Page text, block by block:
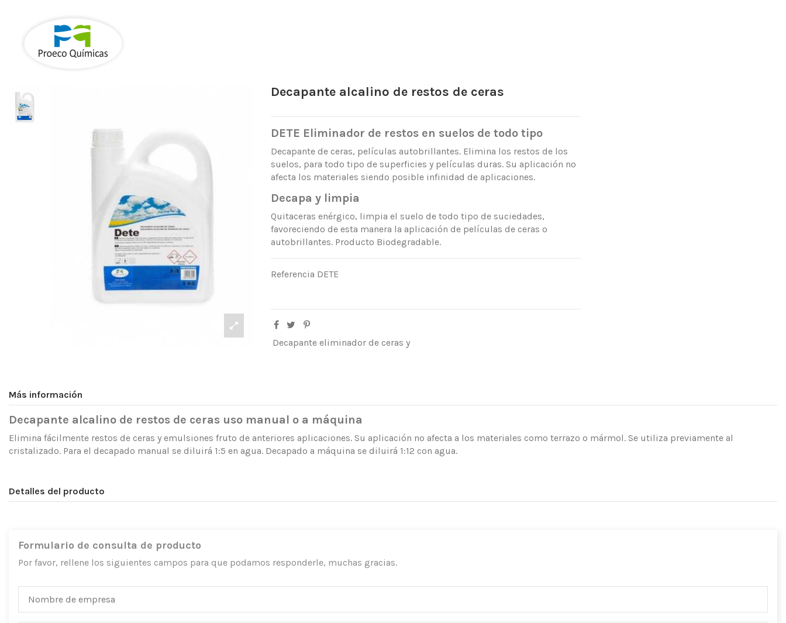
Decapante alcalino de restos de ceras
DETE Eliminador de restos en suelos de todo tipo
Decapante de ceras, películas autobrillantes. Elimina los restos de los
suelos, para todo tipo de superficies y películas duras. Su aplicación no
afecta los materiales siendo posible infinidad de aplicaciones.
Decapa y limpia
Quitaceras enérgico, limpia el suelo de todo tipo de suciedades,
favoreciendo de esta manera la aplicación de películas de ceras o
autobrillantes. Producto Biodegradable.
Referencia DETE
Decapante eliminador de ceras y
Más información
Decapante alcalino de restos de ceras uso manual o a máquina
Elimina fácilmente restos de ceras y emulsiones fruto de anteriores aplicaciones. Su aplicación no afecta a los materiales como terrazo o mármol. Se utiliza previamente al
cristalizado. Para el decapado manual se diluirá 1:5 en agua. Decapado a máquina se diluirá 1:12 con agua.
Detalles del producto
Formulario de consulta de producto
Por favor, rellene los siguientes campos para que podamos responderle, muchas gracias.